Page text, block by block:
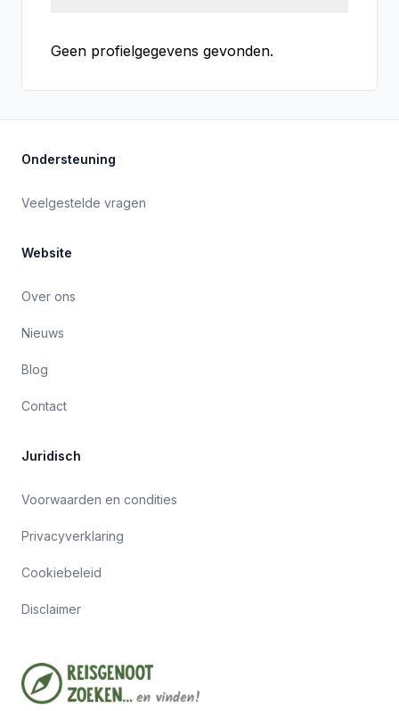
Geen profielgegevens gevonden.
Ondersteuning
Veelgestelde vragen
Website
Over ons
Nieuws
Blog
Contact
Juridisch
Voorwaarden en condities
Privacyverklaring
Cookiebeleid
Disclaimer